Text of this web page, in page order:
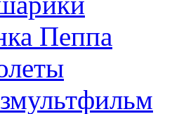
Пеппа